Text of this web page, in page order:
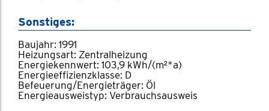
Sonstiges:
Baujahr: 1991
Heizungsart: Zentralheizung
Energiekennwert: 103,9 kWh/(m²*a)
Energieeffizienzklasse: D
Befeuerung/Energieträger: Öl
Energieausweistyp: Verbrauchsausweis